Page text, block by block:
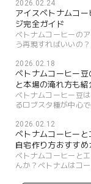
近...
2026.02.24
アイスベトナムコ
ジ完全ガイド
ベトナムコーヒーの
う再現すればいいの
2026.02.18
ベトナムコーヒー
と本場の淹れ方も紹
ベトナムコーヒー豆
るロブスタ種が中心
2026.02.12
ベトナムコーヒー
自宅作り方おすすめ
ベトナムコーヒーと
んか？ベトナムはコ